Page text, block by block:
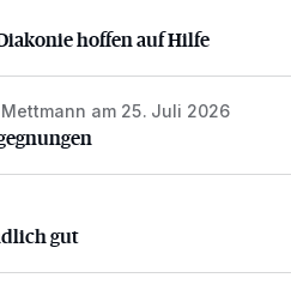
hoffen auf Hilfe
hoffen auf Hilfe
am 25. Juli 2026
gut
gut